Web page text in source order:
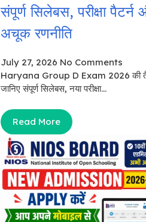
संपूर्ण सिलेबस, परीक्षा पैटर्न
अचूक रणनीति
July 27, 2026 No Comments
Haryana Group D Exam 2026 की
जानिए संपूर्ण सिलेबस, नया परीक्षा...
Read More